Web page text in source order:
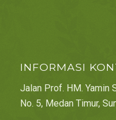
INFORMASI
Jalan Prof. HM. Yamin
No. 5, Medan Timur,